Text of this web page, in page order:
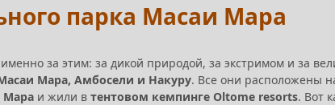
парка Масаи Мара
за этим: за дикой природой, за экстримом и за
Мара, Амбосели и Накуру. Все они расположены
Мара и жили в тентовом кемпинге Oltome resorts. Вот